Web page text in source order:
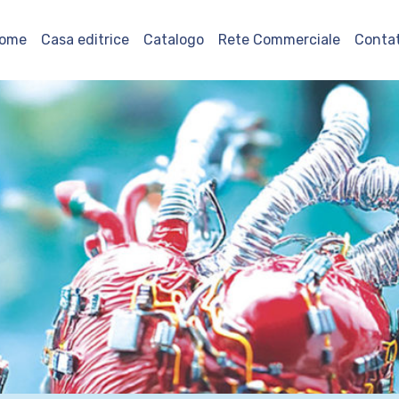
Casa editrice Catalogo Rete Commerciale